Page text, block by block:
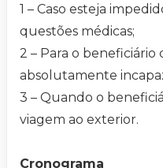
1 – Caso esteja
questões médicas;
2 – Para o
absolutamente
3 – Quando o
viagem ao exterior.
Cronograma